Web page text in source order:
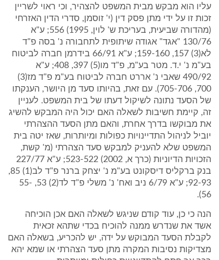
עליו הוא מבקש מבית המשפט להצהיר, וכי ראוי לשריין
זכות זו על ידי מתן פסק דין (י' זוסמן, סדרי הדין האזרחי
(מהדורה שביעית, בעריכת ש' לוין, 1995) 556; ע"א
130/76 "אגד" אגודה שיתופית לתחבורה נ' בסה פ"ד
לא(3) 157, 159-160; ע"א 66/91 בידרמן חברה לביטוח
בע"מ נ' י.ד. מטר בע"מ, פ"ד מו(5) 397, 408; ע"א
490/92 שאבי נ' אררט חברה לביטוח בע"מ פ"ד מז(3)
700, 705-706). עם זאת, בהיותו סעד מן היושר, הענקתו
של הסעד נתונה לשיקול דעתו של בית המשפט. לעניין
זה, קיימת חשיבות לשאלה האם יכול היה המבקש להשיג
את מבוקשו בדרך אחרת, והאם מתן הסעד ההצהרתי
יוביל לניהול התדיינויות כפולות ומיותרות, שאז יטה בית
המשפט שלא להעניק למבקש סעד הצהרתי (מ' קשת,
הזכויות הדיוניות (כרך א, 2002) 523-522; ע"א 227/77
בנק ברקליס דיסקונט בע"מ נ' יצחק ברנר פ"ד לב(1) 85,
92-93; ע"א 6/79 ניב ואח' נ' משלי פ"ד לד(2) 53, 55-
56).
הנה כי כן, עוד קודם שניגש לשאלה האם אכן הוכיחה
אשד את שנדרש ממנה להוכיח בכדי שתהא זכאית
לקבלת הסעד המבוקש על ידה, יש להכריע, בשאלה האם
מצדיקות נסיבות המקרה מתן סעד הצהרתי או שמא יהא